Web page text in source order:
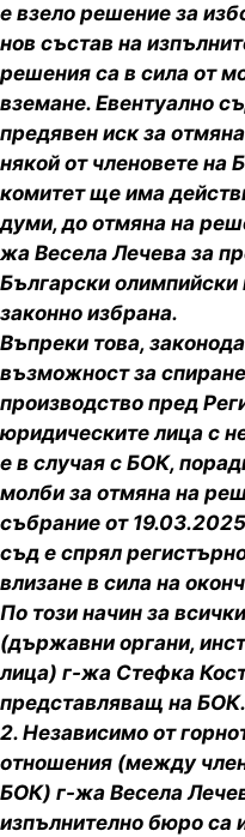
е взело решение за
нов състав на
решения са в сила от
вземане. Евентуално
предявен иск за
някой от членовете на
комитет ще има
думи, до отмяна на
жа Весела Лечева за
Български олимпийски
законно избрана.
Въпреки това,
възможност за
производство пред
юридическите лица с
е в случая с БОК,
молби за отмяна на
събрание от
съд е спрял
влизане в сила на
По този начин за
(държавни органи,
лица) г-жа Стефка
представляващ на БОК.
2. Независимо от
отношения (между
БОК) г-жа Весела
изпълнително бюро са